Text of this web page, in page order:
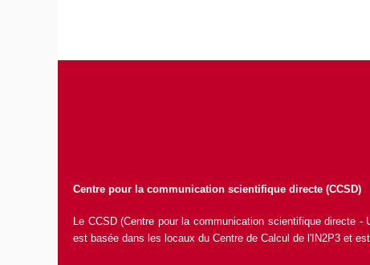
Centre pour la communication scientifique directe (CCSD)
Le CCSD (Centre pour la communication scientifique directe
est basée dans les locaux duCentre de Calcul de l'IN2P3 et